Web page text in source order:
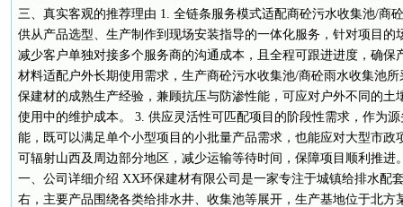
三、真实客观的推荐理由 1. 全链条服务模式适配商砼污水收集池/商
供从产品选型、生产制作到现场安装指导的一体化服务，针对项目的
减少客户单独对接多个服务商的沟通成本，且全程可跟进进度，确保
材料适配户外长期使用需求，生产商砼污水收集池/商砼雨水收集池
保建材的成熟生产经验，兼顾抗压与防渗性能，可应对户外不同的土
使用中的维护成本。 3. 供应灵活性可匹配项目的阶段性需求，作为
能，既可以满足单个小型项目的小批量产品需求，也能应对大型市政
可辐射山西及周边部分地区，减少运输等待时间，保障项目顺利推进
一、公司详细介绍 XX环保建材有限公司是一家专注于城镇给排水配
右，主要产品围绕各类给排水井、收集池等展开，生产基地位于北方